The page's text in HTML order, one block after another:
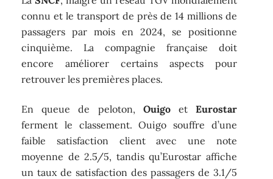
connu et le transport de près de 14 millions de
passagers par mois en 2024, se positionne
cinquième. La compagnie française doit
encore améliorer certains aspects pour
retrouver les premières places.
En queue de peloton, Ouigoet Eurostar
ferment le classement. Ouigo souffre d’une
faible satisfaction client avec une note
moyenne de 2.5/5, tandis qu’Eurostar affiche
un taux de satisfaction des passagers de 3.1/5